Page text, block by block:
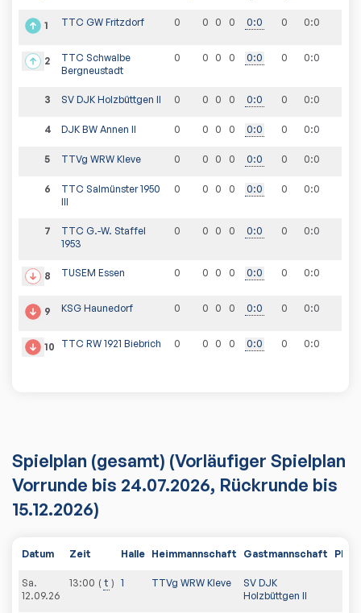
1 TTC GW Fritzdorf 0 0 0 0 0:0 0 0:0
2
TTC Schwalbe
Bergneustadt
0 0 0 0 0:0 0 0:0
3 SV DJK Holzbüttgen II 0 0 0 0 0:0 0 0:0
4 DJK BW Annen II 0 0 0 0 0:0 0 0:0
5 TTVg WRW Kleve 0 0 0 0 0:0 0 0:0
6
TTC Salmünster 1950
III
0 0 0 0 0:0 0 0:0
7
TTC G.-W. Staffel
1953
0 0 0 0 0:0 0 0:0
8 TUSEM Essen 0 0 0 0 0:0 0 0:0
9 KSG Haunedorf 0 0 0 0 0:0 0 0:0
10 TTC RW 1921 Biebrich 0 0 0 0 0:0 0 0:0
Spielplan (gesamt) (Vorläufiger Spielplan
Vorrunde bis 24.07.2026, Rückrunde bis
15.12.2026)
Datum Zeit Halle Heimmannschaft Gastmannschaft PDF
Sa.
12.09.26
13:00 t 1 TTVg WRW Kleve
SV DJK
Holzbüttgen II